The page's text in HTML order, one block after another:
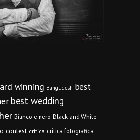
winning Bangladesh best
best wedding
Bianco e nero Black and White
contest critica critica fotografica